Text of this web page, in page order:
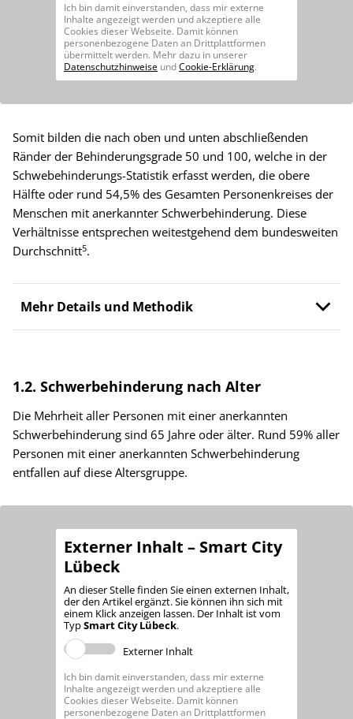
Ich bin damit einverstanden, dass mir externe
Inhalte angezeigt werden und akzeptiere alle
Cookies dieser Webseite. Damit können
personenbezogene Daten an Drittplattformen
übermittelt werden. Mehr dazu in unserer
Datenschutzhinweise undCookie-Erklärung.
Somit bilden die nach oben und unten abschließenden
Ränder der Behinderungsgrade 50 und 100, welche in der
Schwebehinderungs-Statistik erfasst werden, die obere
Hälfte oder rund 54,5% des Gesamten Personenkreises der
Menschen mit anerkannter Schwerbehinderung. Diese
Verhältnisse entsprechen weitestgehend dem bundesweiten
Durchschnitt5.
Mehr Details und Methodik
1.2. Schwerbehinderung nach Alter
Die Mehrheit aller Personen mit einer anerkannten
Schwerbehinderung sind 65 Jahre oder älter. Rund 59% aller
Personen mit einer anerkannten Schwerbehinderung
entfallen auf diese Altersgruppe.
Externer Inhalt – Smart City
Lübeck
An dieser Stelle finden Sie einen externen Inhalt,
der den Artikel ergänzt. Sie können ihn sich mit
einem Klick anzeigen lassen. Der Inhalt ist vom
TypSmart City Lübeck.
Externer Inhalt
Ich bin damit einverstanden, dass mir externe
Inhalte angezeigt werden und akzeptiere alle
Cookies dieser Webseite. Damit können
personenbezogene Daten an Drittplattformen